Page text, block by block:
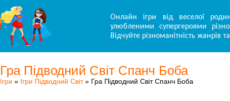
Онлайн ігри від веселої
улюбленими супергероями
Відчуйте різноманітність жанрів
Гра Підводний Світ Спанч Боба
Ігри » Ігри Підводний Світ» Гра Підводний Світ Спанч Боба